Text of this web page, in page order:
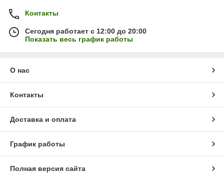
Контакты
Сегодня работает с 12:00 до 20:00
Показать весь график работы
О нас
Контакты
Доставка и оплата
График работы
Полная версия сайта